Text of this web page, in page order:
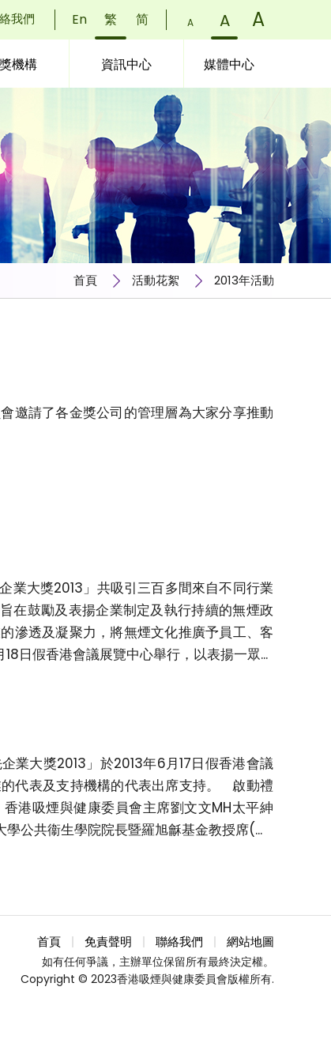
我們 En 繁 简 字
大
小
(
A
字
體
大
小：
正
常
(
A)
字
體
小：
更
大
(
A
機構 資訊中心 媒體中心
首頁 活動花絮 2013年活動
邀請了各金獎公司的管理層為大家分享推動
業大獎2013」共吸引三百多間來自不同行業
在鼓勵及表揚企業制定及執行持續的無煙政
滲透及凝聚力，將無煙文化推廣予員工、客
日假香港會議展覽中心舉行，以表揚一眾...
業大獎2013」於2013年6月17日假香港會議
代表及支持機構的代表出席支持。 啟動禮
港吸煙與健康委員會主席劉文文MH太平紳
公共衞生學院院長暨羅旭龢基金教授席(...
首頁 免責聲明 聯絡我們 網站地圖
如有任何爭議，主辦單位保留所有最終決定權。
Copyright © 2023香港吸煙與健康委員會版權所有.